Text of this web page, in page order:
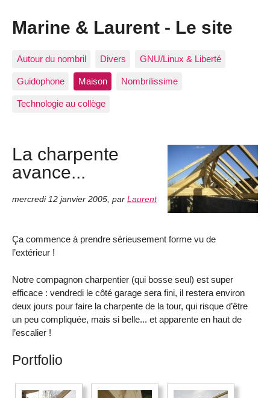
Marine & Laurent - Le site
Autour du nombril Divers GNU/Linux & Liberté
Guidophone Maison Nombrilissime
Technologie au collège
La charpente
avance...
mercredi 12 janvier 2005 par Laurent
Ça commence à prendre sérieusement forme vu de
l’extérieur !
Notre compagnon charpentier (qui bosse seul) est super
efficace : vendredi le côté garage sera fini, il restera environ
deux jours pour faire la charpente de la tour, qui risque d’être
un peu compliquée, mais si belle... et apparente en haut de
l’escalier !
Portfolio